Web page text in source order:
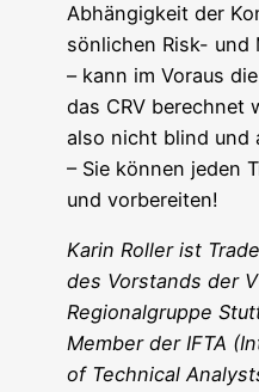
Abhän­gig­keit der
sön­li­chen Risk- und
– kann im Vor­aus
das CRV berech­net
also nicht blind und
– Sie kön­nen jeden
und vorbereiten!
Karin Rol­ler ist
des Vor­stands der
Regio­nal­grup­pe
Mem­ber der IFTA
of Tech­ni­cal